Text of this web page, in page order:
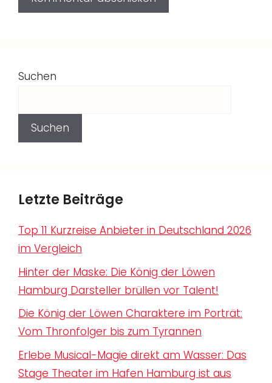
Suchen
Suchen
Letzte Beiträge
Top 11 Kurzreise Anbieter in Deutschland 2026
im Vergleich
Hinter der Maske: Die König der Löwen
Hamburg Darsteller brüllen vor Talent!
Die König der Löwen Charaktere im Porträt:
Vom Thronfolger bis zum Tyrannen
Erlebe Musical-Magie direkt am Wasser: Das
Stage Theater im Hafen Hamburg ist aus